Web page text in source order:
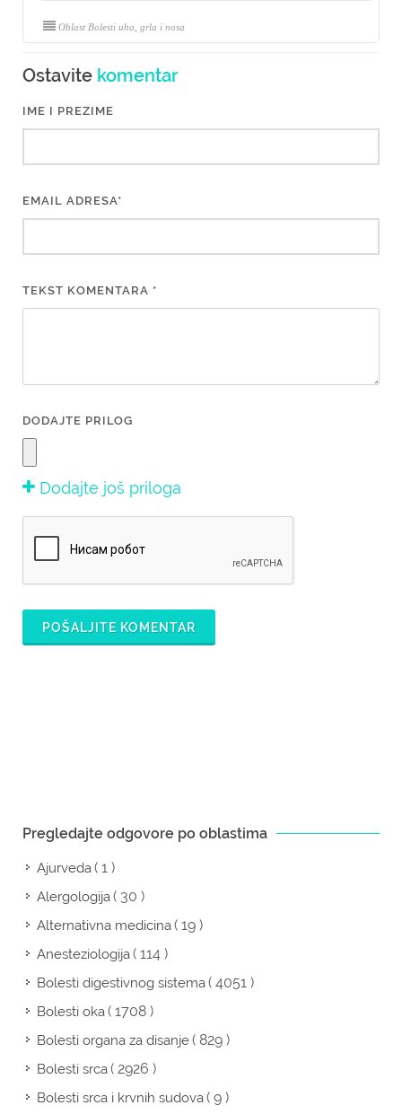
Oblast Bolesti uha, grla i nosa
Ostavite komentar
IME I PREZIME
EMAIL ADRESA*
TEKST KOMENTARA *
DODAJTE PRILOG
Dodajte još priloga
POŠALJITE KOMENTAR
Pregledajte odgovore po oblastima
Ajurveda( 1 )
Alergologija( 30 )
Alternativna medicina( 19 )
Anesteziologija( 114 )
Bolesti digestivnog sistema( 4051 )
Bolesti oka( 1708 )
Bolesti organa za disanje( 829 )
Bolesti srca( 2926 )
Bolesti srca i krvnih sudova( 9 )